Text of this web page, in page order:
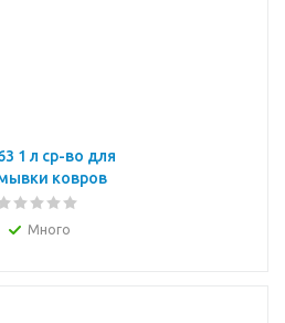
для
ковров
Много